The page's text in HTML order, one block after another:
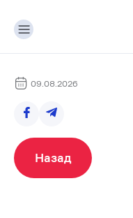
09.08.2026
Назад